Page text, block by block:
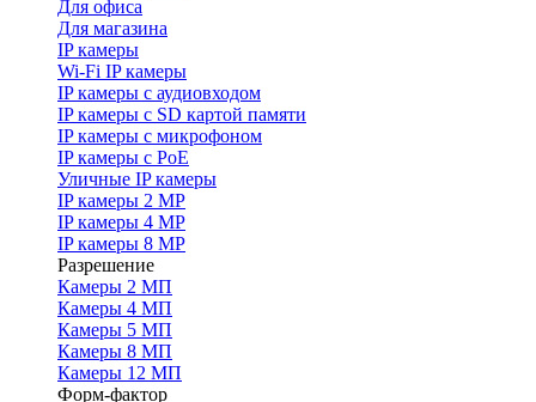
Для офиса
Для магазина
IP камеры
Wi-Fi IP камеры
IP камеры с аудиовходом
IP камеры с SD картой памяти
IP камеры с микрофоном
IP камеры с PoE
Уличные IP камеры
IP камеры 2 MP
IP камеры 4 MP
IP камеры 8 MP
Разрешение
Камеры 2 МП
Камеры 4 МП
Камеры 5 МП
Камеры 8 МП
Камеры 12 МП
Форм-фактор